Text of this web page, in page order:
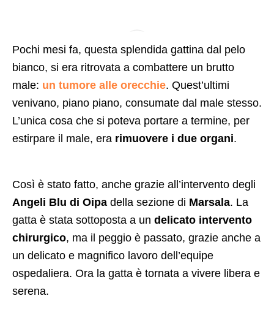
Pochi mesi fa, questa splendida gattina dal pelo
bianco, si era ritrovata a combattere un brutto
male: un tumore alle orecchie. Quest’ultimi
venivano, piano piano, consumate dal male stesso.
L’unica cosa che si poteva portare a termine, per
estirpare il male, era rimuovere i due organi.
Così è stato fatto, anche grazie all’intervento degli
Angeli Blu di Oipa della sezione di Marsala. La
gatta è stata sottoposta a un delicato intervento
chirurgico, ma il peggio è passato, grazie anche a
un delicato e magnifico lavoro dell’equipe
ospedaliera. Ora la gatta è tornata a vivere libera e
serena.